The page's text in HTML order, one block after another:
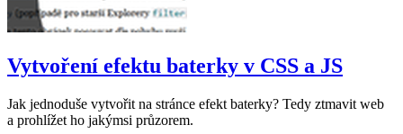
Vytvoření efektu baterky v CSS a JS
Jak jednoduše vytvořit na stránce efekt baterky? Tedy ztmavit web
a prohlížet ho jakýmsi průzorem.